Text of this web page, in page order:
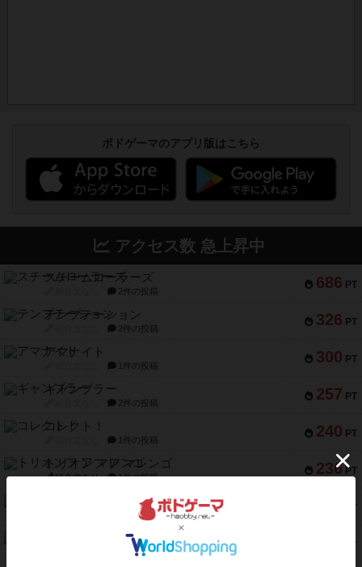
ボドゲーマのアプリ版はこちら
アクセス数 急上昇中
686 PT
スチームローラーズ
2件の投稿
326 PT
テンプテーション
2件の投稿
300 PT
アマナイト
1件の投稿
257 PT
ギャンブラー
2件の投稿
240 PT
コレクト！
1件の投稿
236 PT
トリオンフ ア マレンゴ
紹介文あり 1件の投稿
PT
4件の投稿
PT
バー！パーティー
1件の投稿